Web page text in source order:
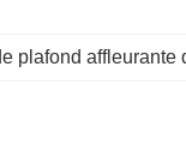
plafond affleurante